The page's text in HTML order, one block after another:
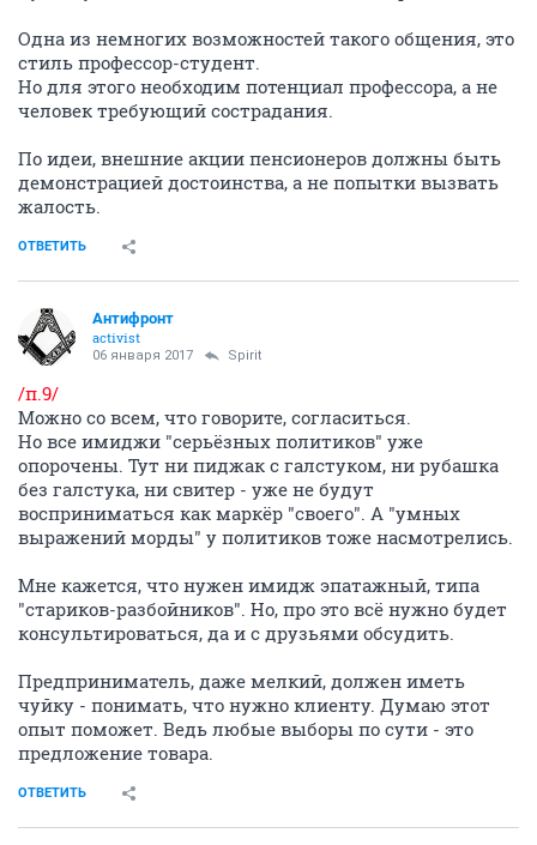
Одна из немногих возможностей такого общения, это
стиль профессор-студент.
Но для этого необходим потенциал профессора, а не
человек требующий сострадания.
По идеи, внешние акции пенсионеров должны быть
демонстрацией достоинства, а не попытки вызвать
жалость.
ОТВЕТИТЬ
Антифронт
activist
06 января 2017 Spirit
/п.9/
Можно со всем, что говорите, согласиться.
Но все имиджи "серьёзных политиков" уже
опорочены. Тут ни пиджак с галстуком, ни рубашка
без галстука, ни свитер - уже не будут
восприниматься как маркёр "своего". А "умных
выражений морды" у политиков тоже насмотрелись.
Мне кажется, что нужен имидж эпатажный, типа
"стариков-разбойников". Но, про это всё нужно будет
консультироваться, да и с друзьями обсудить.
Предприниматель, даже мелкий, должен иметь
чуйку - понимать, что нужно клиенту. Думаю этот
опыт поможет. Ведь любые выборы по сути - это
предложение товара.
ОТВЕТИТЬ